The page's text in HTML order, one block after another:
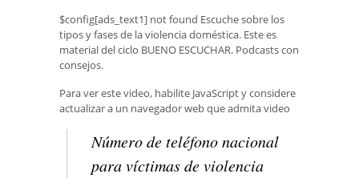
$config[ads_text1] not found Escuche sobre los
tipos y fases de la violencia doméstica. Este es
material del ciclo BUENO ESCUCHAR. Podcasts con
consejos.
Para ver este video, habilite JavaScript y considere
actualizar a un navegador web que admita video
Número de teléfono nacional
para víctimas de violencia